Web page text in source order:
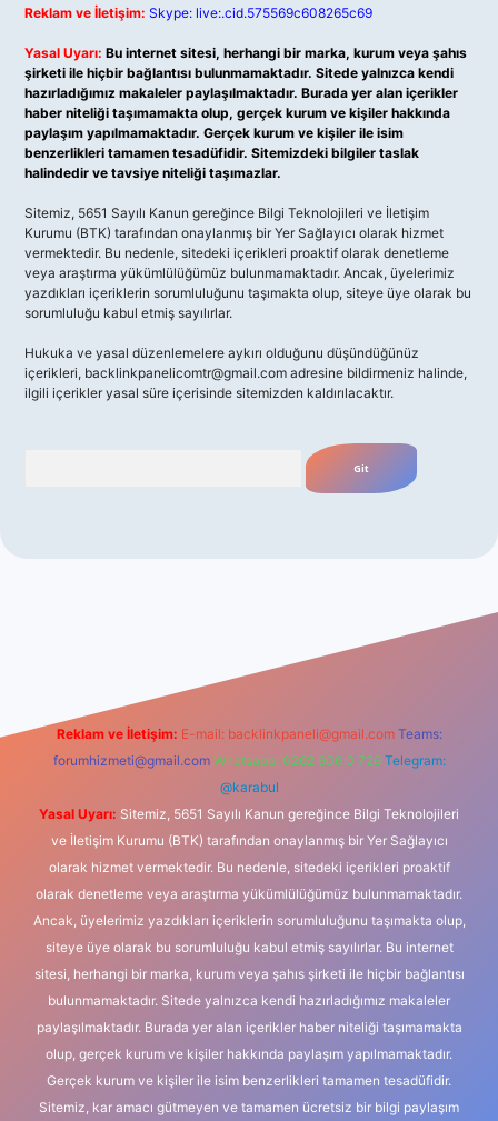
Reklam ve İletişim: Skype: live:.cid.575569c608265c69
Yasal Uyarı: Bu internet sitesi, herhangi bir marka, kurum veya şahıs
şirketi ile hiçbir bağlantısı bulunmamaktadır. Sitede yalnızca kendi
hazırladığımız makaleler paylaşılmaktadır. Burada yer alan içerikler
haber niteliği taşımamakta olup, gerçek kurum ve kişiler hakkında
paylaşım yapılmamaktadır. Gerçek kurum ve kişiler ile isim
benzerlikleri tamamen tesadüfidir. Sitemizdeki bilgiler taslak
halindedir ve tavsiye niteliği taşımazlar.
Sitemiz, 5651 Sayılı Kanun gereğince Bilgi Teknolojileri ve İletişim
Kurumu (BTK) tarafından onaylanmış bir Yer Sağlayıcı olarak hizmet
vermektedir. Bu nedenle, sitedeki içerikleri proaktif olarak denetleme
veya araştırma yükümlülüğümüz bulunmamaktadır. Ancak, üyelerimiz
yazdıkları içeriklerin sorumluluğunu taşımakta olup, siteye üye olarak bu
sorumluluğu kabul etmiş sayılırlar.
Hukuka ve yasal düzenlemelere aykırı olduğunu düşündüğünüz
içerikleri, backlinkpanelicomtr@gmail.com adresine bildirmeniz halinde,
ilgili içerikler yasal süre içerisinde sitemizden kaldırılacaktır.
Reklam ve İletişim: E-mail: backlinkpaneli@gmail.com Teams:
forumhizmeti@gmail.com Whatsapp: 0262 606 0 726 Telegram:
@karabul
Yasal Uyarı: Sitemiz, 5651 Sayılı Kanun gereğince Bilgi Teknolojileri
ve İletişim Kurumu (BTK) tarafından onaylanmış bir Yer Sağlayıcı
olarak hizmet vermektedir. Bu nedenle, sitedeki içerikleri proaktif
olarak denetleme veya araştırma yükümlülüğümüz bulunmamaktadır.
Ancak, üyelerimiz yazdıkları içeriklerin sorumluluğunu taşımakta olup,
siteye üye olarak bu sorumluluğu kabul etmiş sayılırlar. Bu internet
sitesi, herhangi bir marka, kurum veya şahıs şirketi ile hiçbir bağlantısı
bulunmamaktadır. Sitede yalnızca kendi hazırladığımız makaleler
paylaşılmaktadır. Burada yer alan içerikler haber niteliği taşımamakta
olup, gerçek kurum ve kişiler hakkında paylaşım yapılmamaktadır.
Gerçek kurum ve kişiler ile isim benzerlikleri tamamen tesadüfidir.
Sitemiz, kar amacı gütmeyen ve tamamen ücretsiz bir bilgi paylaşım